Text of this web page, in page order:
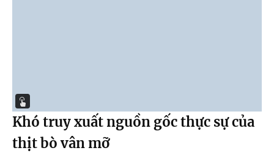
Khó truy xuất nguồn gốc thực sự của
thịt bò vân mỡ